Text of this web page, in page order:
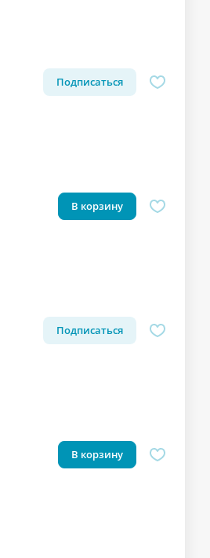
Подписаться
В корзину
Подписаться
В корзину